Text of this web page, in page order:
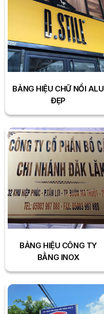
BẢNG HIỆU CHỮ NỔI ALU
ĐẸP
BẢNG HIỆU CÔNG TY
BẰNG INOX